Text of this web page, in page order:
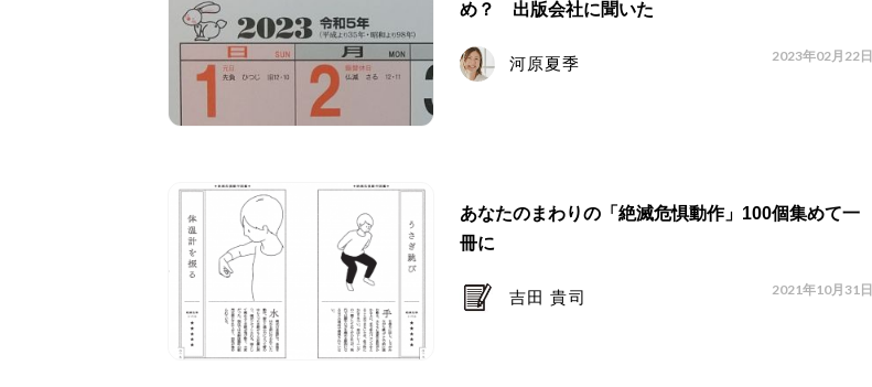
め？ 出版会社に聞いた
河原夏季 2023年02月22日
あなたのまわりの「絶滅危惧動作」100個集めて一
冊に
吉田 貴司 2021年10月31日